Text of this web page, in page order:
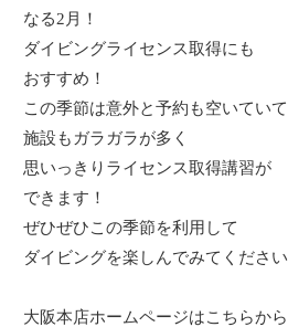
なる2月！
ダイビングライセンス取得にも
おすすめ！
この季節は意外と予約も空いていて
施設もガラガラが多く
思いっきりライセンス取得講習が
できます！
ぜひぜひこの季節を利用して
ダイビングを楽しんでみてください
大阪本店ホームページはこちらから